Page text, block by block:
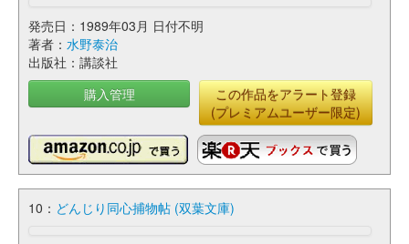
発売日：1989年03月 日付不明
著者： 水野泰治
出版社：講談社
購入管理
この作品をアラート登録
(プレミアムユーザー限定)
10： どんじり同心捕物帖 (双葉文庫)